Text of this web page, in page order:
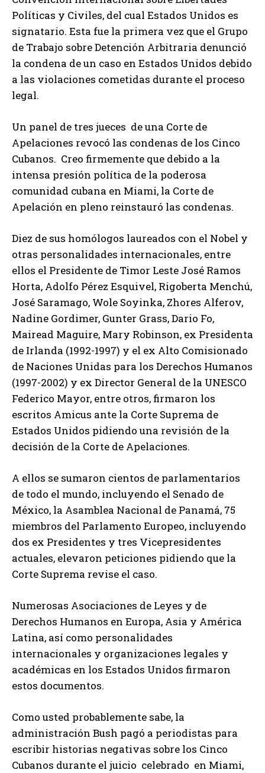
Políticas y Civiles, del cual Estados Unidos es
signatario. Esta fue la primera vez que el Grupo
de Trabajo sobre Detención Arbitraria denunció
la condena de un caso en Estados Unidos debido
a las violaciones cometidas durante el proceso
legal.
Un panel de tres jueces de una Corte de
Apelaciones revocó las condenas de los Cinco
Cubanos. Creo firmemente que debido a la
intensa presión política de la poderosa
comunidad cubana en Miami, la Corte de
Apelación en pleno reinstauró las condenas.
Diez de sus homólogos laureados con el Nobel y
otras personalidades internacionales, entre
ellos el Presidente de Timor Leste José Ramos
Horta, Adolfo Pérez Esquivel, Rigoberta Menchú,
José Saramago, Wole Soyinka, Zhores Alferov,
Nadine Gordimer, Gunter Grass, Dario Fo,
Mairead Maguire, Mary Robinson, ex Presidenta
de Irlanda (1992-1997) y el ex Alto Comisionado
de Naciones Unidas para los Derechos Humanos
(1997-2002) y ex Director General de la UNESCO
Federico Mayor, entre otros, firmaron los
escritos Amicus ante la Corte Suprema de
Estados Unidos pidiendo una revisión de la
decisión de la Corte de Apelaciones.
A ellos se sumaron cientos de parlamentarios
de todo el mundo, incluyendo el Senado de
México, la Asamblea Nacional de Panamá, 75
miembros del Parlamento Europeo, incluyendo
dos ex Presidentes y tres Vicepresidentes
actuales, elevaron peticiones pidiendo que la
Corte Suprema revise el caso.
Numerosas Asociaciones de Leyes y de
Derechos Humanos en Europa, Asia y América
Latina, así como personalidades
internacionales y organizaciones legales y
académicas en los Estados Unidos firmaron
estos documentos.
Como usted probablemente sabe, la
administración Bush pagó a periodistas para
escribir historias negativas sobre los Cinco
Cubanos durante el juicio celebrado en Miami,